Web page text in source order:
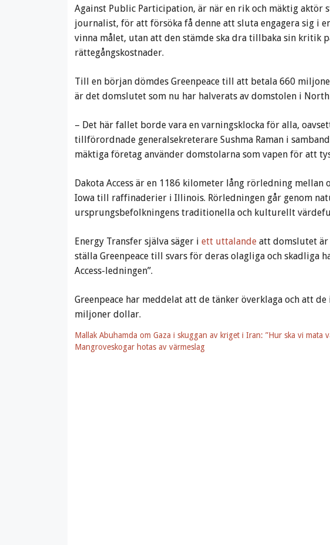
Against Public Participation, är när en rik och mäktig aktör
journalist, för att försöka få denne att sluta engagera sig i
vinna målet, utan att den stämde ska dra tillbaka sin kritik
rättegångskostnader.
Till en början dömdes Greenpeace till att betala 660
är det domslutet som nu har halverats av domstolen i North
– Det här fallet borde vara en varningsklocka för alla,
tillförordnade generalsekreterare Sushma Raman i
mäktiga företag använder domstolarna som vapen för att
Dakota Access är en 1186 kilometer lång rörledning
Iowa till raffinaderier i Illinois. Rörledningen går genom
ursprungsbefolkningens traditionella och kulturellt
Energy Transfer själva säger i ett uttalandeatt domslutet är
ställa Greenpeace till svars för deras olagliga och skadliga
Access-ledningen”.
Greenpeace har meddelat att de tänker överklaga och att
miljoner dollar.
Mallak Abuhamda om Gaza i skuggan av kriget i Iran: ”Hur ska vi mata
Mangroveskogar hotas av värmeslag